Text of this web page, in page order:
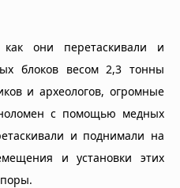
они перетаскивали и
блоков весом 2,3 тонны
и археологов, огромные
с помощью медных
и поднимали на
и установки этих